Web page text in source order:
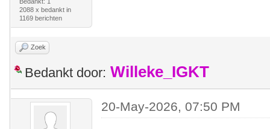
2088 x bedankt in
1169 berichten
Zoek
Bedankt door: Willeke_IGKT
20-May-2026, 07:50 PM